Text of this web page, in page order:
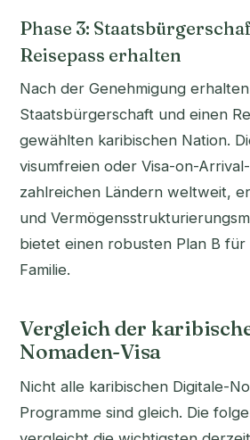
Phase 3:
Reisepass erhalten
Nach der Genehmigung
Staatsbürgerschaft und einen
gewählten karibischen Nation.
visumfreien oder Visa-on-
zahlreichen Ländern weltweit,
und
bietet einen robusten Plan B für
Familie.
Vergleich der
Nomaden-Visa
Nicht alle karibischen Digitale-
Programme sind gleich. Die